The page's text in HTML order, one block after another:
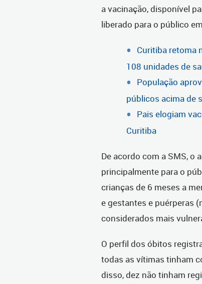
a vacinação, disponível
liberado para o público
Curitiba retoma
108 unidades de
População
públicos acima de
Pais elogiam
Curitiba
De acordo com a SMS, o
principalmente para o
crianças de 6 meses a
e gestantes e puérperas
considerados mais
O perfil dos óbitos
todas as vítimas tinham
disso, dez não tinham